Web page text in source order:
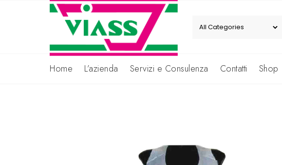
Home L’azienda Servizi e Consulenza Contatti Shop